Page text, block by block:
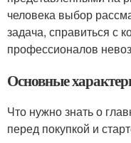
человека выбор
задача, справиться с
профессионалов
Основные
Что нужно знать о
перед покупкой и